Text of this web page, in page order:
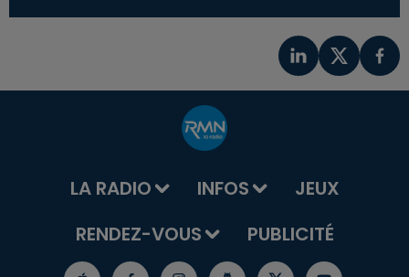
LA RADIO INFOS
JEUX
RENDEZ-VOUS
PUBLICITÉ